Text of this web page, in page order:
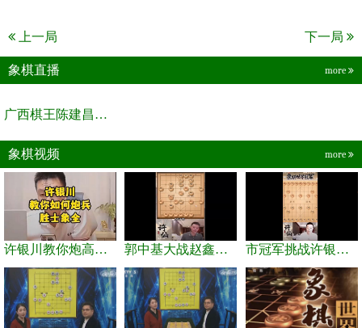
上一局 下一局
象棋直播 more
广西棋王陈建昌直播间
象棋视频 more
许银川教你炮高兵士象全如何赢士象全，简单四步即可 郭中基大战赵鑫鑫，许银川激情讲解 市冠军挑战许银川，急进中兵变化真激烈！